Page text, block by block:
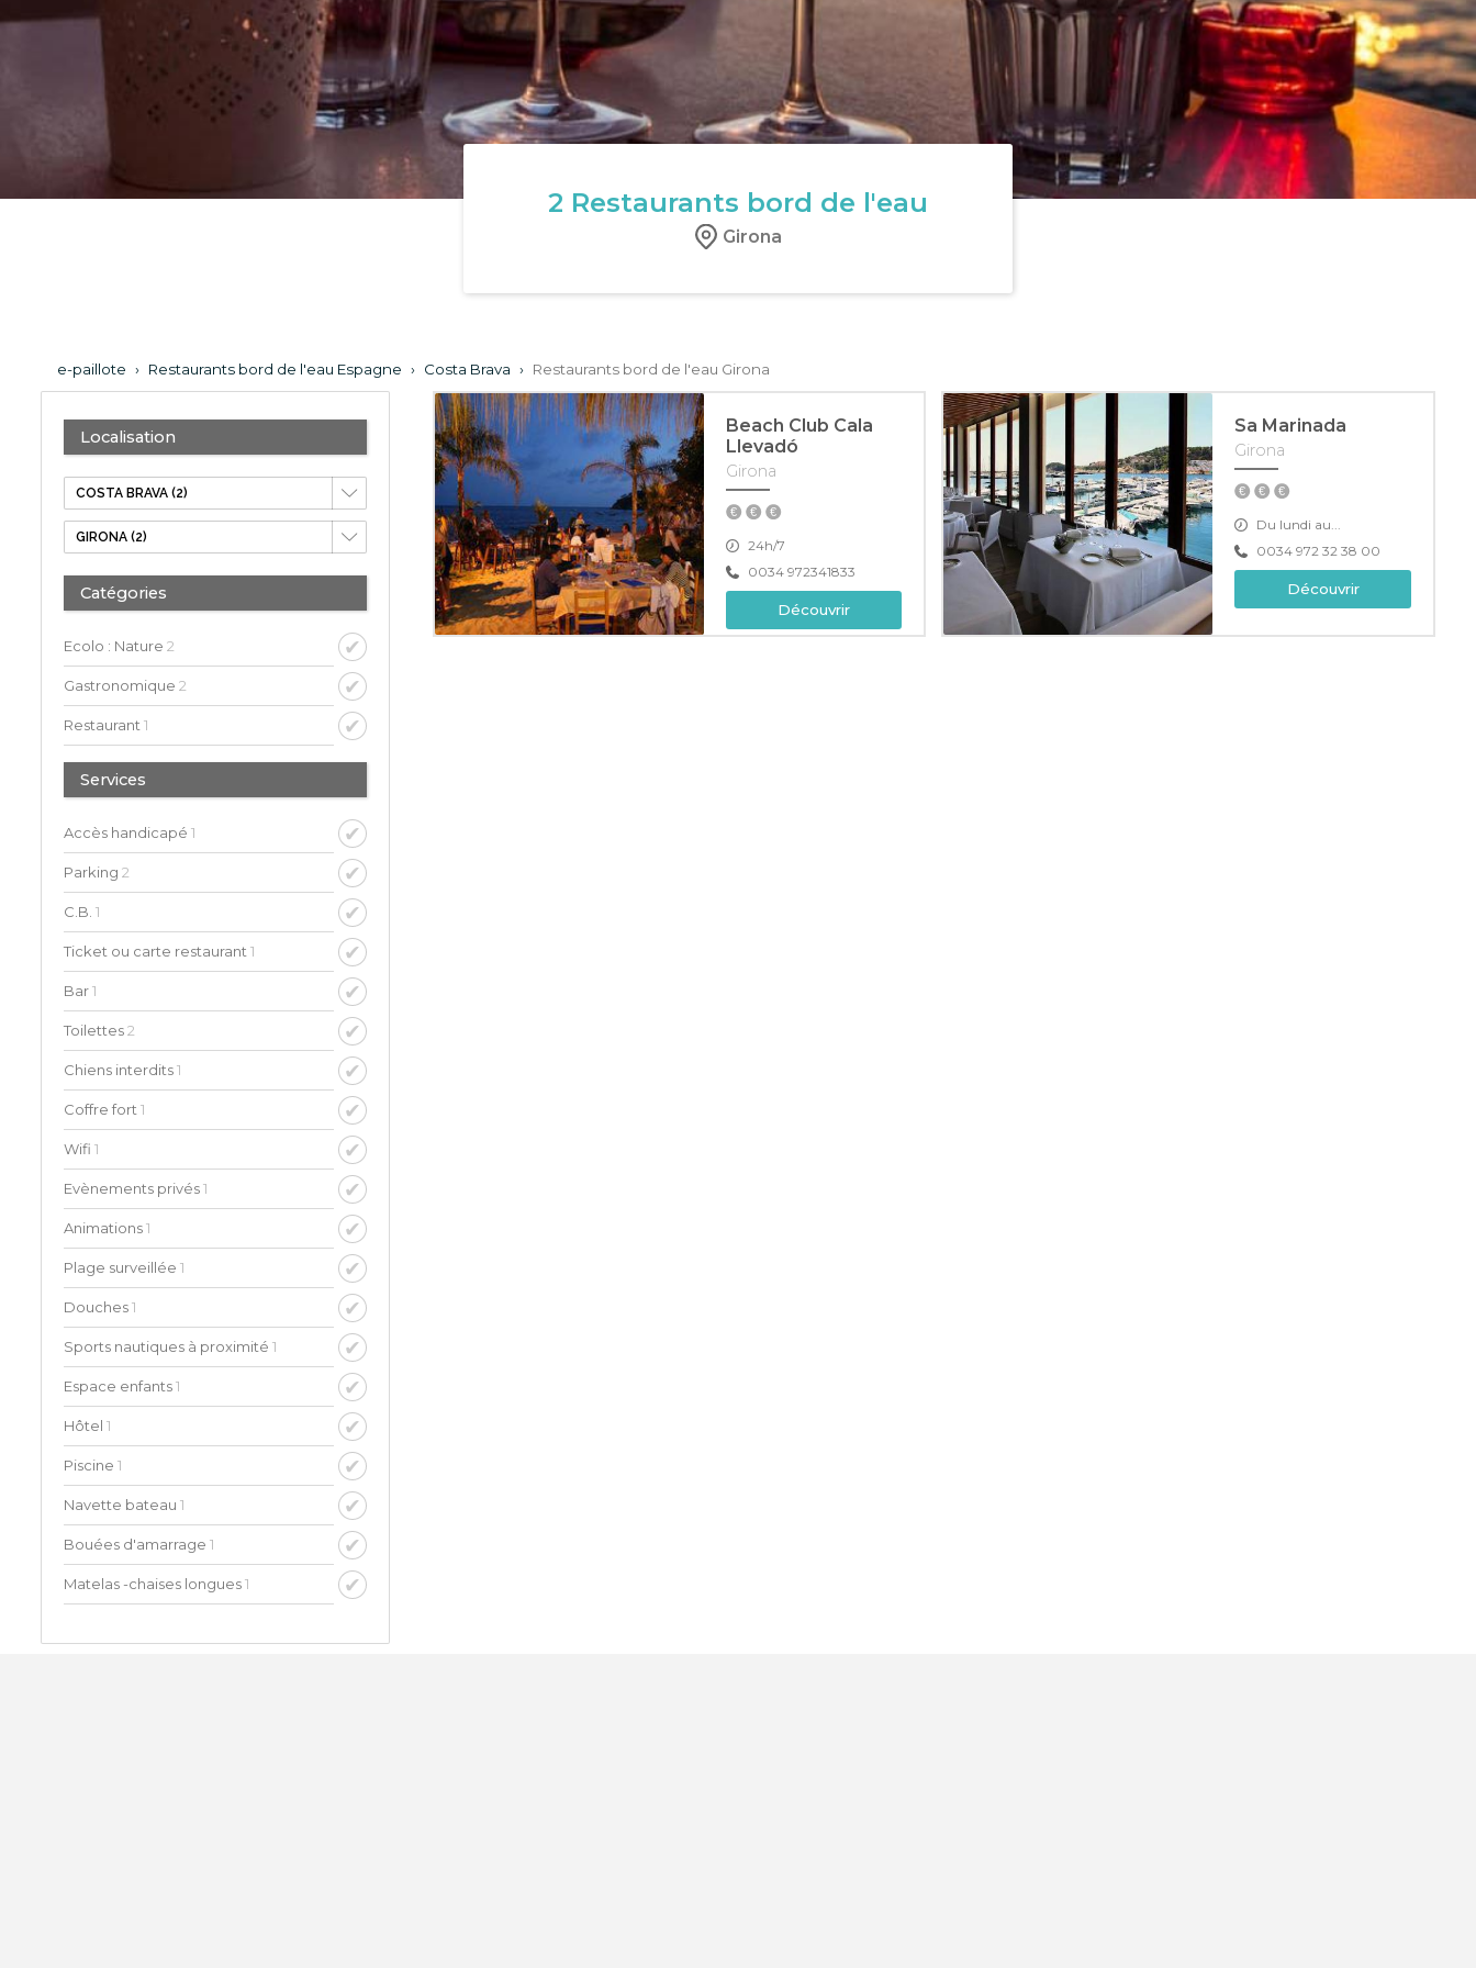
2 Restaurants bord de l'eau
Girona
e-paillote › Restaurants bord de l'eau Espagne › Costa Brava › Restaurants bord de l'eau Girona
Localisation
Catégories
Ecolo : Nature 2
Gastronomique 2
Restaurant 1
Services
Accès handicapé 1
Parking 2
C.B. 1
Ticket ou carte restaurant 1
Bar1
Toilettes2
Chiens interdits1
Coffre fort 1
Wifi 1
Evènements privés1
Animations1
Plage surveillée 1
Douches1
Sports nautiques à proximité 1
Espace enfants1
Hôtel 1
Piscine 1
Navette bateau 1
Bouées d'amarrage 1
Matelas -chaises longues1
Beach Club Cala
Llevadó
Girona
24h/7
0034 972341833
Découvrir
Sa Marinada
Girona
Du lundi au...
0034 972 32 38 00
Découvrir